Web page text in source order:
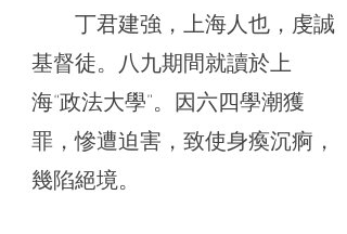
丁君建強，上海人也，虔誠
基督徒。八九期間就讀於上
海“政法大學”。因六四學潮獲
罪，慘遭迫害，致使身瘓沉痾，
幾陷絕境。